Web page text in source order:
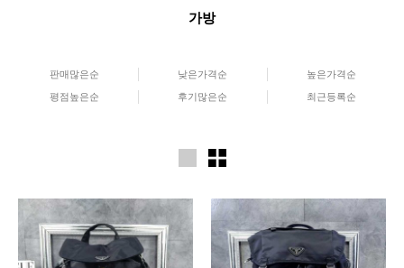
가방
판매많은순 낮은가격순 높은가격순
평점높은순 후기많은순 최근등록순